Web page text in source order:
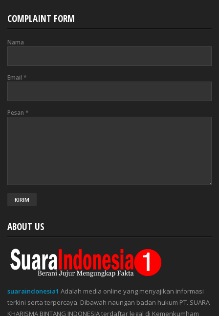
COMPLAINT FORM
Nama
Email *
Pesan *
ABOUT US
suaraindonesia1 Adalah media online yang menyajikan informasi
terkini serta terpercaya. Dibawah naungan badan hukum PT. SUARA
KHARISMA BINTANG INDONESIA terdaftar legal di Kemenkumham